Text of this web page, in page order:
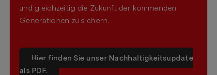
und gleichzeitig die Zukunft der kommenden
Generationen zu sichern.
Hier finden Sie unser Nachhaltigkeitsupdate
als PDF.